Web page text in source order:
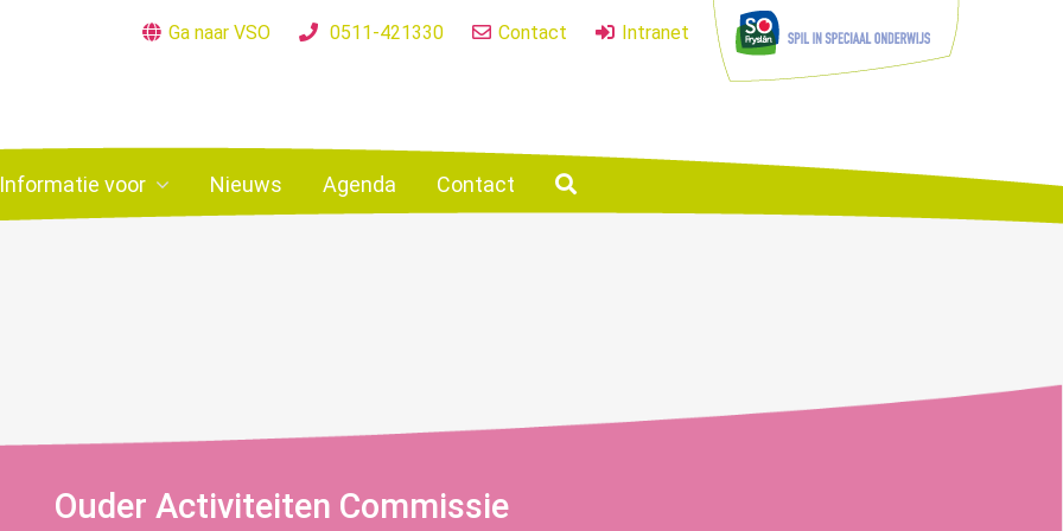
Ga naar VSO 0511-421330 Contact Intranet
Informatie voor Nieuws Agenda Contact
Ouder Activiteiten Commissie